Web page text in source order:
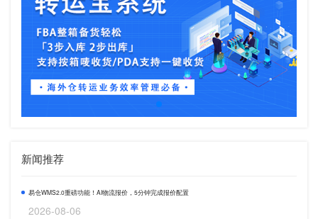
新闻推荐
易仓WMS2.0重磅功能！AI物流报价，5分钟完成报价配置
2026-08-06